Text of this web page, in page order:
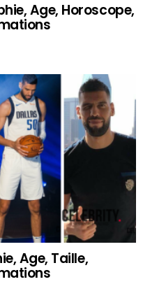
Age, Horoscope,
Age, Taille,